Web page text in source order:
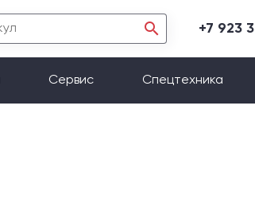
+7 923
Сервис Спецтехника